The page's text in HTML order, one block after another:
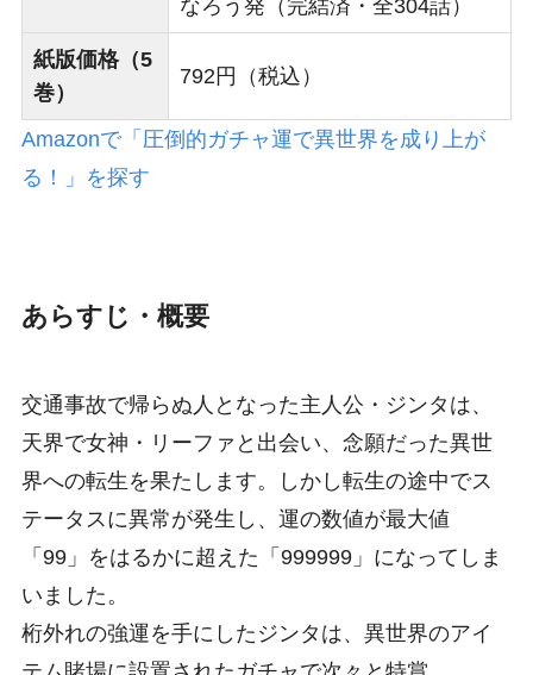
なろう発（完結済・全304話）
紙版価格（5
巻）
792円（税込）
Amazonで「圧倒的ガチャ運で異世界を成り上が
る！」を探す
あらすじ・概要
交通事故で帰らぬ人となった主人公・ジンタは、
天界で女神・リーファと出会い、念願だった異世
界への転生を果たします。しかし転生の途中でス
テータスに異常が発生し、運の数値が最大値
「99」をはるかに超えた「999999」になってしま
いました。
桁外れの強運を手にしたジンタは、異世界のアイ